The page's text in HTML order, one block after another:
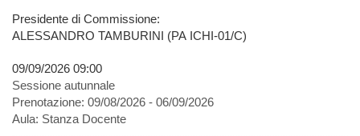
Presidente di Commissione:
ALESSANDRO TAMBURINI (PA ICHI-01/C)
09/09/2026 09:00
Sessione autunnale
Prenotazione: 09/08/2026 - 06/09/2026
Aula: Stanza Docente